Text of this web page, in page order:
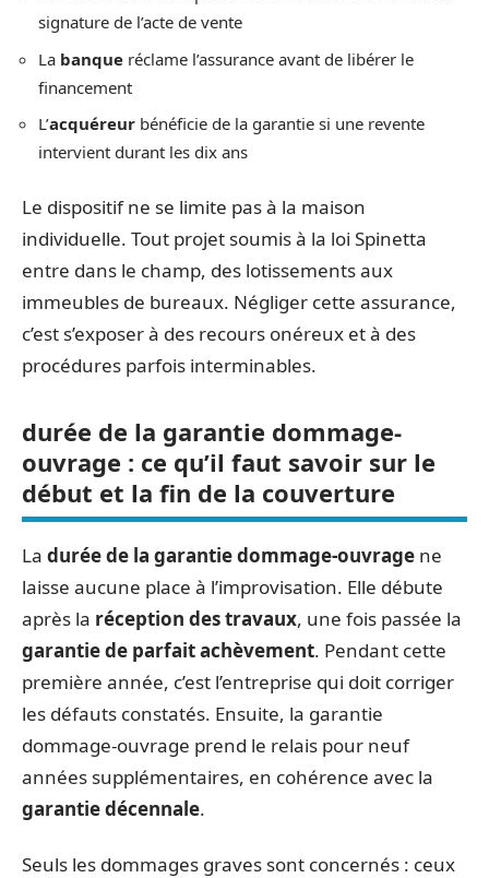
signature de l’acte de vente
La banque réclame l’assurance avant de libérer le
financement
L’acquéreur bénéficie de la garantie si une revente
intervient durant les dix ans
Le dispositif ne se limite pas à la maison
individuelle. Tout projet soumis à la loi Spinetta
entre dans le champ, des lotissements aux
immeubles de bureaux. Négliger cette assurance,
c’est s’exposer à des recours onéreux et à des
procédures parfois interminables.
durée de la garantie dommage-
ouvrage : ce qu’il faut savoir sur le
début et la fin de la couverture
La durée de la garantie dommage-ouvrage ne
laisse aucune place à l’improvisation. Elle débute
après la réception des travaux, une fois passée la
garantie de parfait achèvement. Pendant cette
première année, c’est l’entreprise qui doit corriger
les défauts constatés. Ensuite, la garantie
dommage-ouvrage prend le relais pour neuf
années supplémentaires, en cohérence avec la
garantie décennale.
Seuls les dommages graves sont concernés : ceux